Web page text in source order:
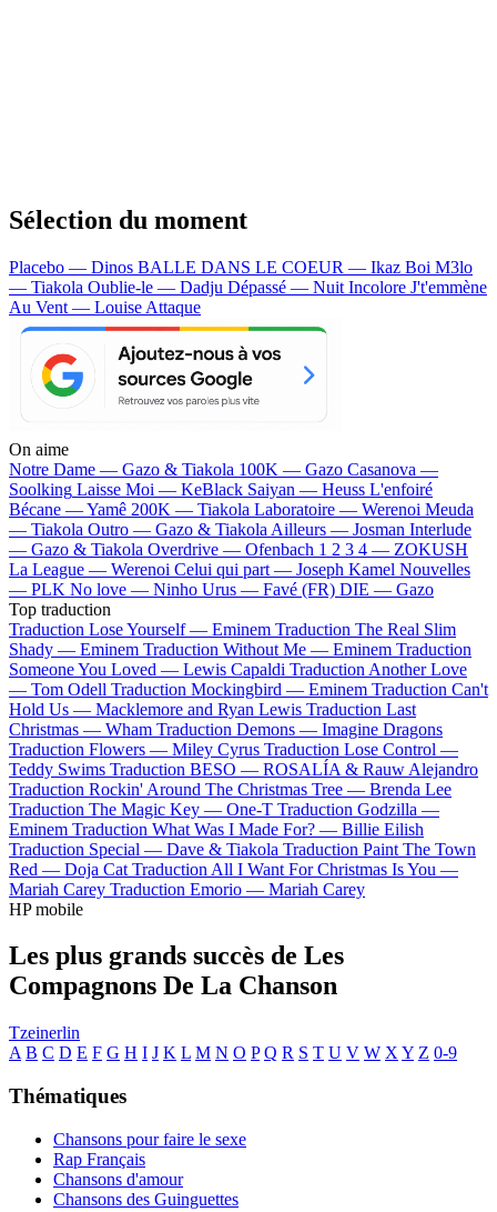
Sélection du moment
Placebo — Dinos BALLE DANS LE COEUR — Ikaz Boi M3lo
— Tiakola Oublie-le — Dadju Dépassé — Nuit Incolore J't'emmène
Au Vent — Louise Attaque
On aime
Notre Dame — Gazo & Tiakola 100K — Gazo Casanova —
Soolking Laisse Moi — KeBlack Saiyan — Heuss L'enfoiré
Bécane —Yamê 200K — Tiakola Laboratoire — Werenoi Meuda
— Tiakola Outro — Gazo & Tiakola Ailleurs — Josman Interlude
— Gazo & Tiakola Overdrive — Ofenbach 1 2 3 4 — ZOKUSH
La League — Werenoi Celui qui part — Joseph Kamel Nouvelles
— PLK No love — Ninho Urus — Favé (FR) DIE — Gazo
Top traduction
Traduction Lose Yourself — Eminem Traduction The Real Slim
Shady — Eminem Traduction Without Me — Eminem Traduction
Someone You Loved — Lewis Capaldi Traduction Another Love
— Tom Odell Traduction Mockingbird — Eminem Traduction Can't
Hold Us — Macklemore and Ryan Lewis Traduction Last
Christmas — Wham Traduction Demons — Imagine Dragons
Traduction Flowers — Miley Cyrus Traduction Lose Control —
Teddy Swims Traduction BESO — ROSALÍA & Rauw Alejandro
Traduction Rockin' Around The Christmas Tree — Brenda Lee
Traduction The Magic Key — One-T Traduction Godzilla —
Eminem Traduction What Was I Made For? — Billie Eilish
Traduction Special — Dave & Tiakola Traduction Paint The Town
Red — Doja Cat Traduction All I Want For Christmas Is You —
Mariah Carey Traduction Emorio — Mariah Carey
HP mobile
Les plus grands succès de Les
Compagnons De La Chanson
Tzeinerlin
A B C D E F G H I J K L M N O P Q R S T U V W X Y Z 0-9
Thématiques
Chansons pour faire le sexe
Rap Français
Chansons d'amour
Chansons des Guinguettes